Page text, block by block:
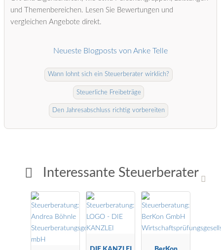
Interessante Steuerberater
und Themenbereichen. Lesen Sie Bewertungen und
vergleichen Angebote direkt.
Neueste Blogposts von Anke Telle
Wann lohnt sich ein Steuerberater wirklich?
Steuerliche Freibeträge
Den Jahresabschluss richtig vorbereiten